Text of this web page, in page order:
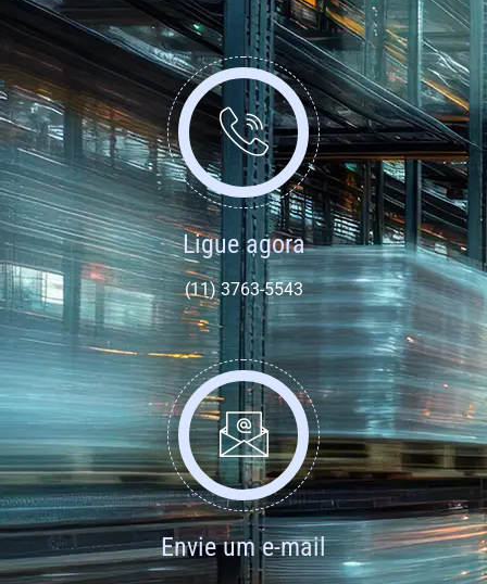
Ligue agora
(11) 3763-5543
Envie um e-mail